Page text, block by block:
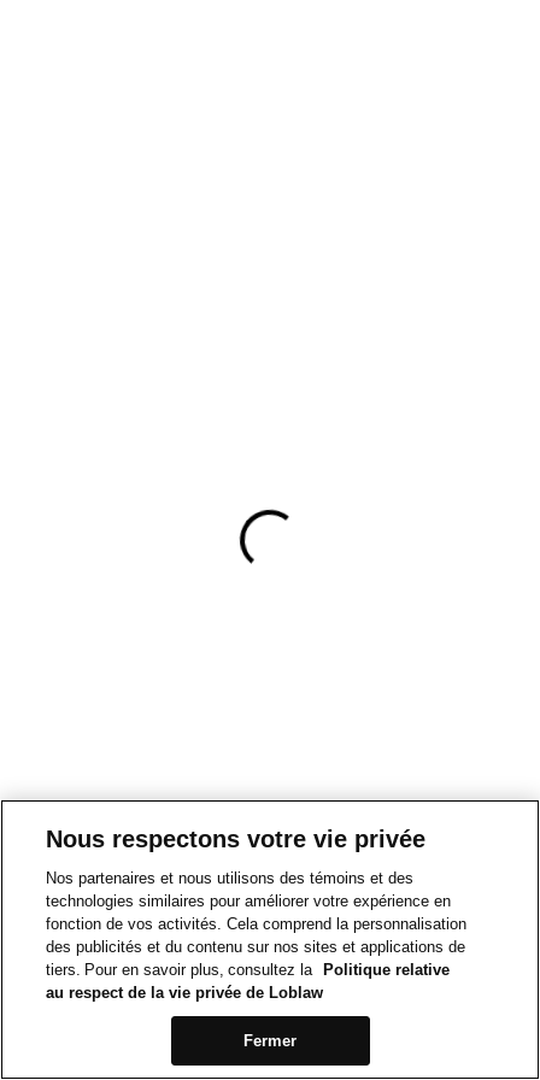
Nous respectons votre vie privée
Nos partenaires et nous utilisons des témoins et des
technologies similaires pour améliorer votre expérience en
fonction de vos activités. Cela comprend la personnalisation
des publicités et du contenu sur nos sites et applications de
tiers. Pour en savoir plus, consultez la
Politique relative
au respect de la vie privée de Loblaw
Fermer